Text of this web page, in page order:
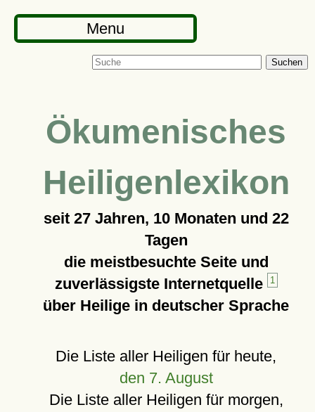
Menu
Suchen
Ökumenisches
Heiligenlexikon
seit 27 Jahren, 10 Monaten und 22
Tagen
die meistbesuchte Seite und
zuverlässigste Internetquelle
1
über Heilige in deutscher Sprache
Die Liste aller Heiligen für heute,
den 7. August
Die Liste aller Heiligen für morgen,